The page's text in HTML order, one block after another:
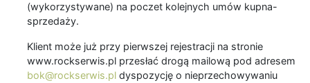
(wykorzystywane) na poczet kolejnych umów kupna-
sprzedaży.
Klient może już przy pierwszej rejestracji na stronie
www.rockserwis.pl przesłać drogą mailową pod adresem
bok@rockserwis.pl dyspozycję o nieprzechowywaniu